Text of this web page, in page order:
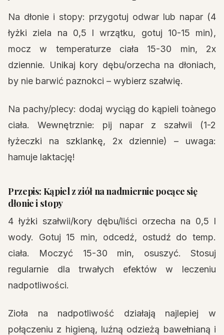
Na dłonie i stopy: przygotuj odwar lub napar (4
łyżki ziela na 0,5 l wrzątku, gotuj 10-15 min),
mocz w temperaturze ciała 15-30 min, 2x
dziennie. Unikaj kory dębu/orzecha na dłoniach,
by nie barwić paznokci – wybierz szałwię.
Na pachy/plecy: dodaj wyciąg do kąpieli toànego
ciała. Wewnętrznie: pij napar z szałwii (1-2
łyżeczki na szklankę, 2x dziennie) – uwaga:
hamuje laktację!
Przepis: Kąpiel z ziół na nadmiernie pocące się
dłonie i stopy
4 łyżki szałwii/kory dębu/liści orzecha na 0,5 l
wody. Gotuj 15 min, odcedź, ostudź do temp.
ciała. Moczyć 15-30 min, osuszyć. Stosuj
regularnie dla trwałych efektów w leczeniu
nadpotliwości.
Zioła na nadpotliwość działają najlepiej w
połączeniu z higieną, luźną odzieżą bawełnianą i